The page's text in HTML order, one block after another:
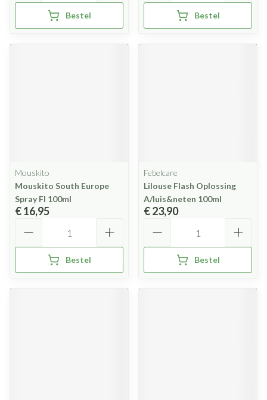
Bestel Bestel
Mouskito
Mouskito South Europe
Spray Fl 100ml
€ 16,95
Bestel
Febelcare
Lilouse Flash Oplossing
A/luis&neten 100ml
€ 23,90
Bestel